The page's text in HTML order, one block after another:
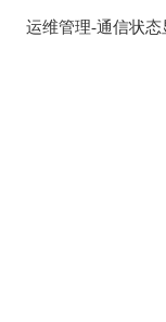
运维管理-通信状态